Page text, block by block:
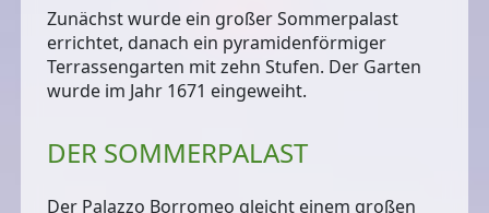
Zunächst wurde ein großer Sommerpalast
errichtet, danach ein pyramidenförmiger
Terrassengarten mit zehn Stufen. Der Garten
wurde im Jahr 1671 eingeweiht.
DER SOMMERPALAST
Der Palazzo Borromeo gleicht einem großen